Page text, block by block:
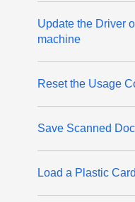
Update the Driver
machine
Reset the Usage
Save Scanned
Load a Plastic Card